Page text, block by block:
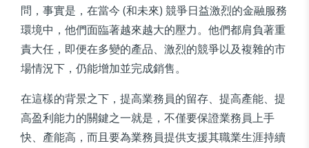
問，事實是，在當今 (和未來) 競爭日益激烈的金融服務
環境中，他們面臨著越來越大的壓力。他們都肩負著重
責大任，即便在多變的產品、激烈的競爭以及複雜的市
場情況下，仍能增加並完成銷售。
在這樣的背景之下，提高業務員的留存、提高產能、提
高盈利能力的關鍵之一就是，不僅要保證業務員上手
快、產能高，而且要為業務員提供支援其職業生涯持續